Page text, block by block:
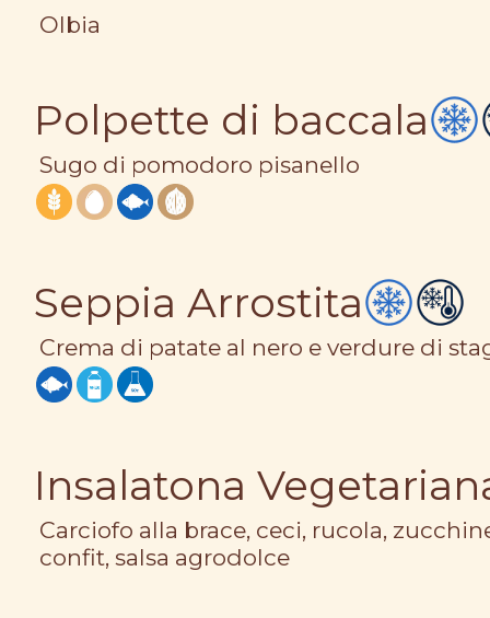
Olbia
Polpette di baccala
Sugo di pomodoro pisanello
Seppia Arrostita
Crema di patate al nero e verdure di
Insalatona
Carciofo alla brace, ceci, rucola,
confit, salsa agrodolce